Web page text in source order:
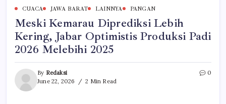
CUACA JAWA BARAT LAINNYA PANGAN
Meski Kemarau Diprediksi Lebih
Kering, Jabar Optimistis Produksi Padi
2026 Melebihi 2025
By Redaksi
June 22, 2026
2 Min Read
0